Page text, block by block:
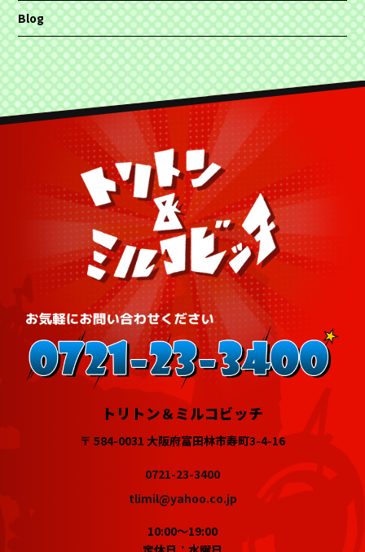
Blog
トリトン＆ミルコビッチ
〒 584-0031 大阪府富田林市寿町3-4-16
0721-23-3400
tlimil@yahoo.co.jp
10:00～19:00